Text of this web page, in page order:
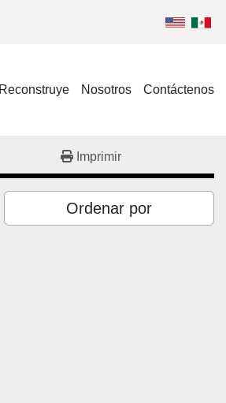
Reconstruye Nosotros Contáctenos
Imprimir
Ordenar por